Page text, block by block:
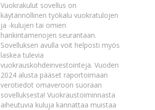
Vuokrakulut sovellus on
käytännöllinen työkalu vuokratulojen
ja -kulujen tai omien
hankintamenojen seurantaan.
Sovelluksen avulla voit helposti myös
laskea tulevia
vuokrauskohdeinvestointeja. Vuoden
2024 alusta pääset raportoimaan
verotiedot omaveroon suoraan
sovelluksesta! Vuokraustoiminnasta
aiheutuvia kuluja kannattaa muistaa